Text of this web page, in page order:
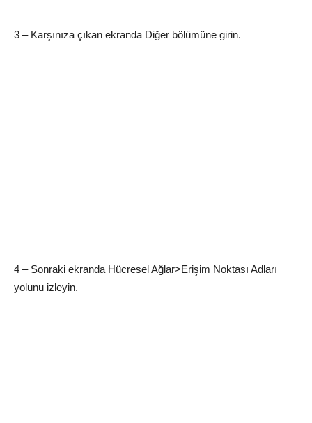
3 – Karşınıza çıkan ekranda Diğer bölümüne girin.
4 – Sonraki ekranda Hücresel Ağlar>Erişim Noktası Adları
yolunu izleyin.